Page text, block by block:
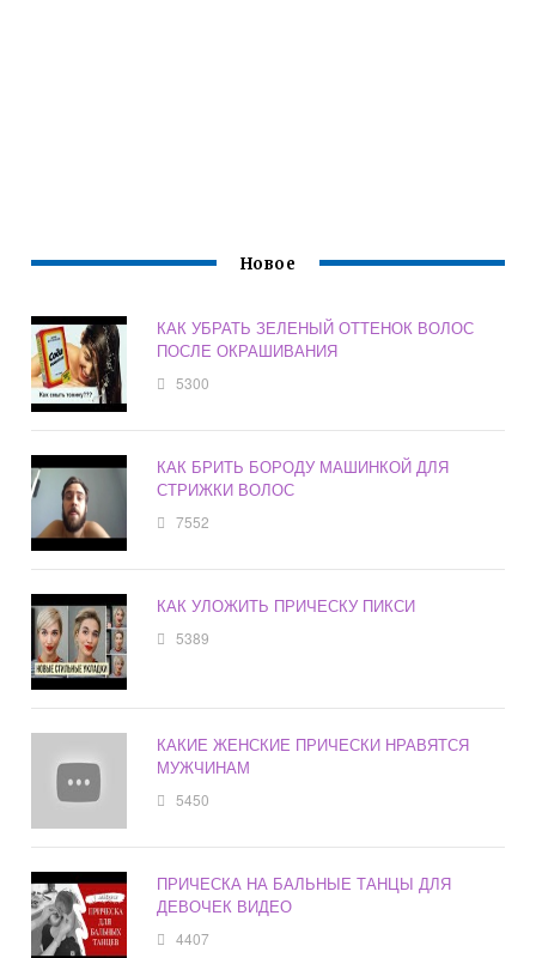
Новое
КАК УБРАТЬ ЗЕЛЕНЫЙ ОТТЕНОК ВОЛОС
ПОСЛЕ ОКРАШИВАНИЯ
5300
КАК БРИТЬ БОРОДУ МАШИНКОЙ ДЛЯ
СТРИЖКИ ВОЛОС
7552
КАК УЛОЖИТЬ ПРИЧЕСКУ ПИКСИ
5389
КАКИЕ ЖЕНСКИЕ ПРИЧЕСКИ НРАВЯТСЯ
МУЖЧИНАМ
5450
ПРИЧЕСКА НА БАЛЬНЫЕ ТАНЦЫ ДЛЯ
ДЕВОЧЕК ВИДЕО
4407